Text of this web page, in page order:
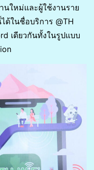
นใหม่และผู้ใช้งานราย
ด้ในชื่อบริการ @TH
เดียวกันทั้งในรูปแบบ